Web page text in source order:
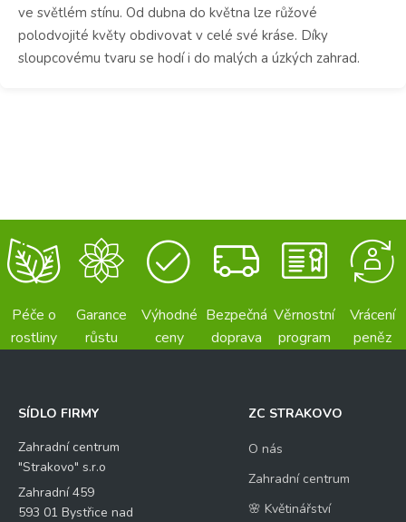
ve světlém stínu. Od dubna do května lze růžové
polodvojité květy obdivovat v celé své kráse. Díky
sloupcovému tvaru se hodí i do malých a úzkých zahrad.
Péče o
rostliny
Garance
růstu
Výhodné
ceny
Bezpečná
doprava
Věrnostní
program
Vrácení
peněz
SÍDLO FIRMY
Zahradní centrum
"Strakovo" s.r.o
Zahradní 459
593 01 Bystřice nad
ZC STRAKOVO
O nás
Zahradní centrum
🌸 Květinářství